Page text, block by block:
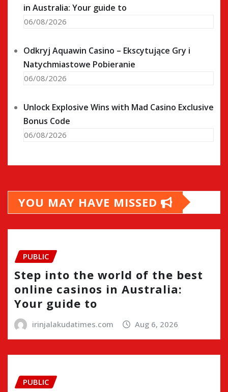
in Australia: Your guide to
06/08/2026
Odkryj Aquawin Casino – Ekscytujące Gry i
Natychmiastowe Pobieranie
06/08/2026
Unlock Explosive Wins with Mad Casino Exclusive
Bonus Code
06/08/2026
YOU MAY HAVE MISSED
PUBLIC
Step into the world of the best
online casinos in Australia:
Your guide to
irinjalakudatimes.com Aug 6, 2026
PUBLIC